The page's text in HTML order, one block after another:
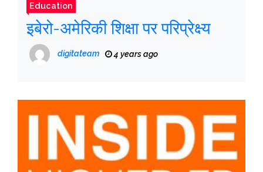
Education
इबेरो-अमेरिकी शिक्षा पर परिप्रेक्ष्य
digitateam 4 years ago